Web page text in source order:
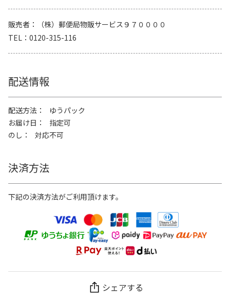
販売者
（株）郵便局物販サービス９７００００
TEL
0120-315-116
配送情報
配送方法
ゆうパック
お届け日
指定可
のし
対応不可
決済方法
下記の決済方法がご利用頂けます。
シェアする